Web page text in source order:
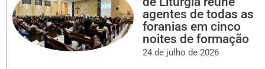
agentes de todas as
foranias em cinco
noites de formação
24 de julho de 2026